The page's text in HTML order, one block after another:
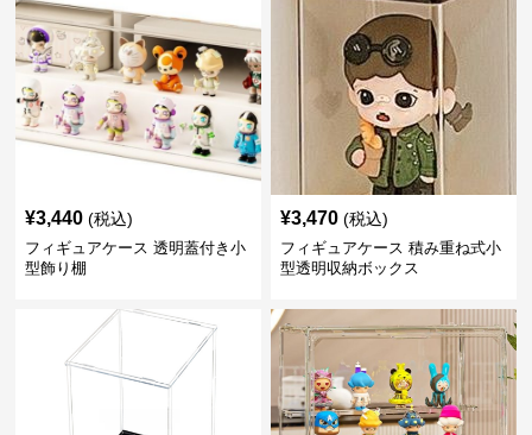
¥3,440 (税込)
フィギュアケース 透明蓋付き小
型飾り棚
¥3,470 (税込)
フィギュアケース 積み重ね式小
型透明収納ボックス